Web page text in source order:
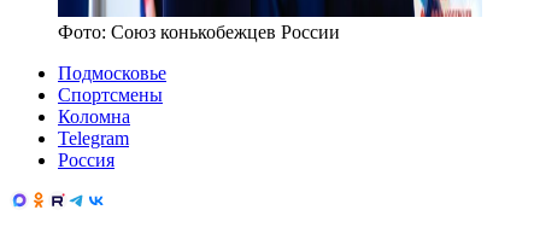
Фото: Союз конькобежцев России
Подмосковье
Спортсмены
Коломна
Telegram
Россия